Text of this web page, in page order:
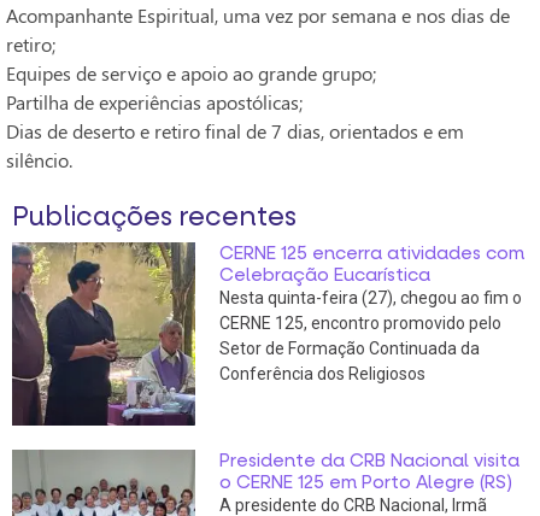
Acompanhante Espiritual, uma vez por semana e nos dias de
retiro;
Equipes de serviço e apoio ao grande grupo;
Partilha de experiências apostólicas;
Dias de deserto e retiro final de 7 dias, orientados e em
silêncio.
Publicações recentes
CERNE 125 encerra atividades com
Celebração Eucarística
Nesta quinta-feira (27), chegou ao fim o
CERNE 125, encontro promovido pelo
Setor de Formação Continuada da
Conferência dos Religiosos
Presidente da CRB Nacional visita
o CERNE 125 em Porto Alegre (RS)
A presidente do CRB Nacional, Irmã